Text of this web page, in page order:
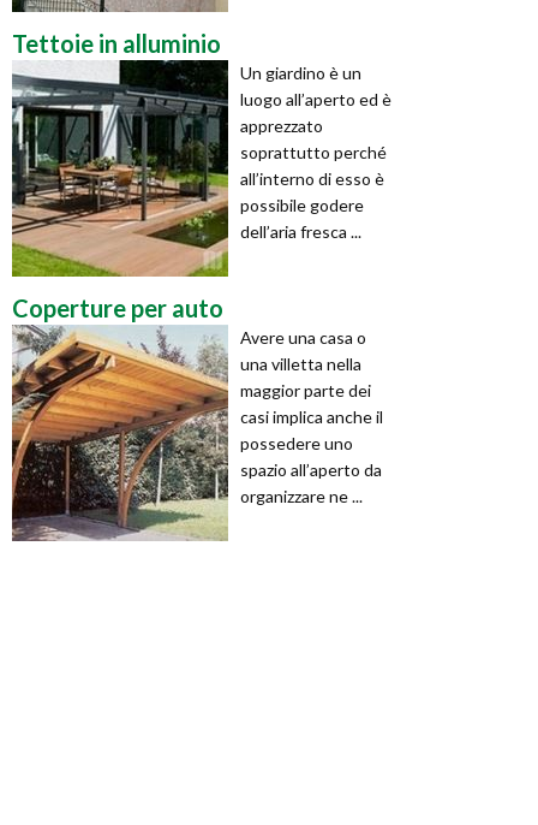
Tettoie in alluminio
Un giardino è un
luogo all’aperto ed è
apprezzato
soprattutto perché
all’interno di esso è
possibile godere
dell’aria fresca ...
Coperture per auto
Avere una casa o
una villetta nella
maggior parte dei
casi implica anche il
possedere uno
spazio all’aperto da
organizzare ne ...